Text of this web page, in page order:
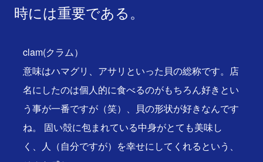
時には重要である。
clam(クラム）
意味はハマグリ、アサリといった貝の総称です。店
名にしたのは個人的に食べるのがもちろん好きとい
う事が一番ですが（笑）、貝の形状が好きなんです
ね。 固い殻に包まれている中身がとても美味し
く、人（自分ですが）を幸せにしてくれるという、